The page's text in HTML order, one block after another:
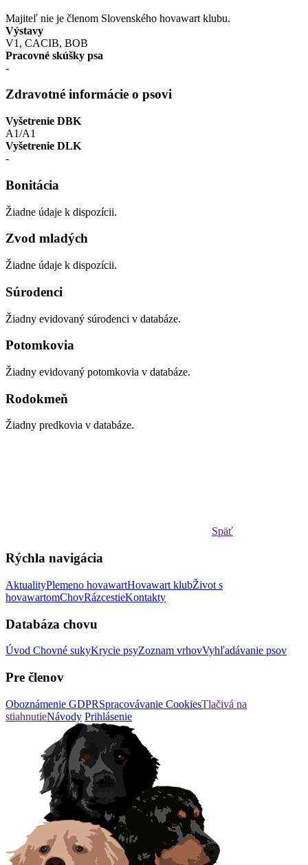
Majiteľ nie je členom Slovenského hovawart klubu.
Výstavy
V1, CACIB, BOB
Pracovné skúšky psa
-
Zdravotné informácie o psovi
Vyšetrenie DBK
A1/A1
Vyšetrenie DLK
-
Bonitácia
Žiadne údaje k dispozícii.
Zvod mladých
Žiadne údaje k dispozícii.
Súrodenci
Žiadny evidovaný súrodenci v databáze.
Potomkovia
Žiadny evidovaný potomkovia v databáze.
Rodokmeň
Žiadny predkovia v databáze.
Späť
Rýchla navigácia
AktualityPlemeno hovawartHovawart klubŽivot s
hovawartomChovRázcestieKontakty
Databáza chovu
Úvod Chovné sukyKrycie psyZoznam vrhovVyhľadávanie psov
Pre členov
Oboznámenie GDPRSpracovávanie CookiesTlačivá na
stiahnutieNávody Prihlásenie